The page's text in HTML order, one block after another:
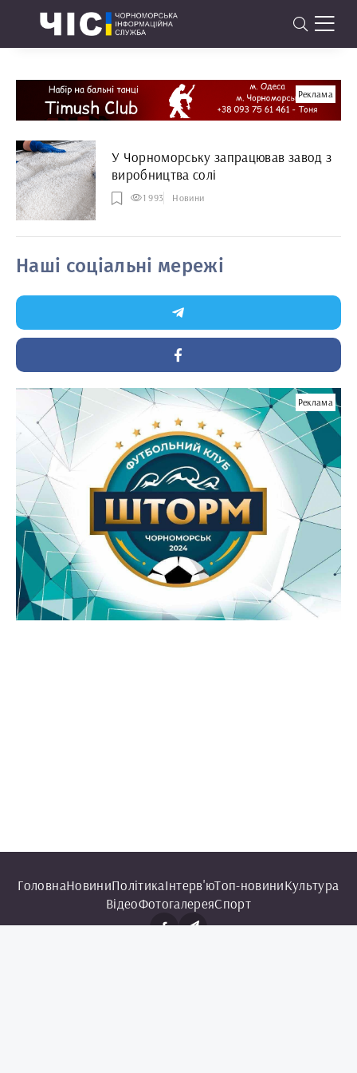
Реклама
У Чорноморську запрацював завод з
виробництва солі
1 993 Новини
Наші соціальні мережі
Реклама
ГоловнаНовиниПолітикаІнтерв'юТоп-новиниКультура
ВідеоФотогалереяСпорт